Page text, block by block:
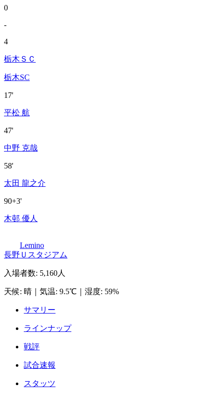
0
-
4
栃木ＳＣ
栃木SC
17'
平松 航
47'
中野 克哉
58'
太田 龍之介
90+3'
木邨 優人
Lemino
長野Ｕスタジアム
入場者数: 5,160人
天候: 晴 気温: 9.5℃ 湿度: 59%
サマリー
ラインナップ
戦評
試合速報
スタッツ